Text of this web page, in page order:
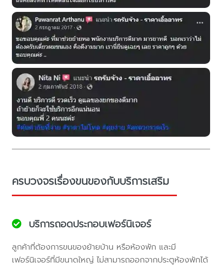
ครบวงจรเรื่องขนของกับบริการเสริม
บริการถอดประกอบเฟอร์นิเจอร์
ลูกค้าที่ต้องการขนของย้ายบ้าน หรือห้องพัก และมี
เฟอร์นิเจอร์ที่มีขนาดใหญ่ ไม่สามารถออกจากประตูห้องพักได้